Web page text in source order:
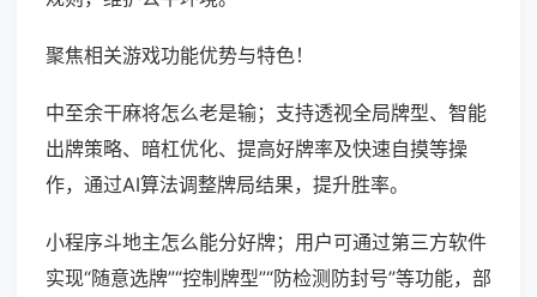
聚焦相关游戏功能优势与特色！
中至余干麻将怎么老是输；支持透视全局牌型、智能
出牌策略、暗杠优化、提高好牌率及快速自摸等操
作，通过AI算法调整牌局结果，提升胜率。
小程序斗地主怎么能分好牌；用户可通过第三方软件
实现“随意选牌”“控制牌型”“防检测防封号”等功能，部